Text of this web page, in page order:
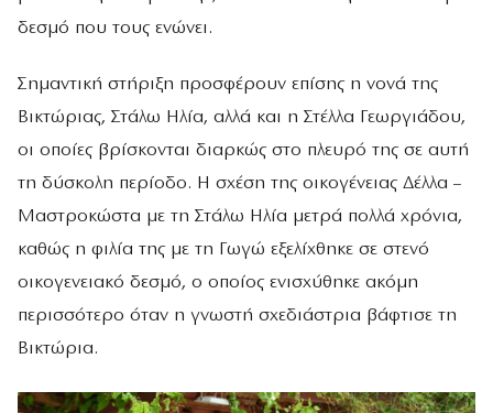
δεσμό που τους ενώνει.
Σημαντική στήριξη προσφέρουν επίσης η νονά της
Βικτώριας, Στάλω Ηλία, αλλά και η Στέλλα Γεωργιάδου,
οι οποίες βρίσκονται διαρκώς στο πλευρό της σε αυτή
τη δύσκολη περίοδο. Η σχέση της οικογένειας Δέλλα –
Μαστροκώστα με τη Στάλω Ηλία μετρά πολλά χρόνια,
καθώς η φιλία της με τη Γωγώ εξελίχθηκε σε στενό
οικογενειακό δεσμό, ο οποίος ενισχύθηκε ακόμη
περισσότερο όταν η γνωστή σχεδιάστρια βάφτισε τη
Βικτώρια.